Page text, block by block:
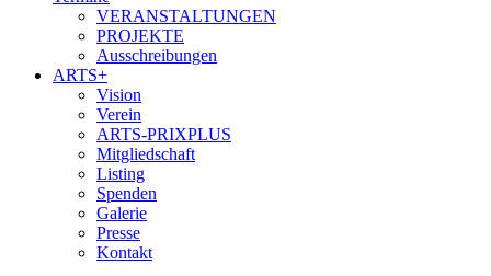
VERANSTALTUNGEN
PROJEKTE
Ausschreibungen
ARTS+
Vision
Verein
ARTS-PRIXPLUS
Mitgliedschaft
Listing
Spenden
Galerie
Presse
Kontakt